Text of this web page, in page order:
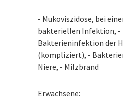
- Mukoviszidose, bei
bakteriellen Infektion, -
Bakterieninfektion der
(kompliziert), -
Niere, - Milzbrand
Erwachsene: